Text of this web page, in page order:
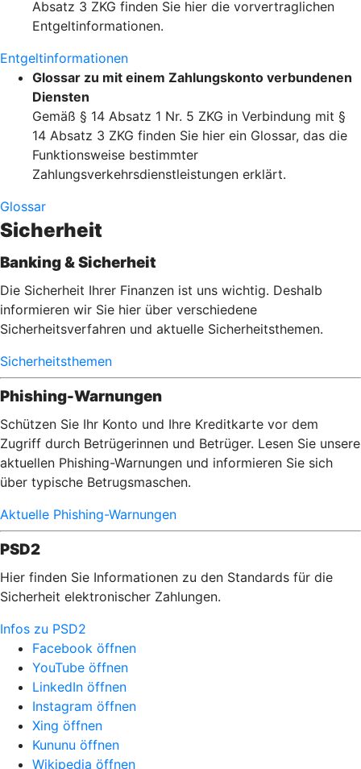
Absatz 3 ZKG finden Sie hier die vorvertraglichen
Entgeltinformationen.
Entgeltinformationen
Glossar zu mit einem Zahlungskonto verbundenen
Diensten
Gemäß § 14 Absatz 1 Nr. 5 ZKG in Verbindung mit §
14 Absatz 3 ZKG finden Sie hier ein Glossar, das die
Funktionsweise bestimmter
Zahlungsverkehrsdienstleistungen erklärt.
Glossar
Sicherheit
Banking & Sicherheit
Die Sicherheit Ihrer Finanzen ist uns wichtig. Deshalb
informieren wir Sie hier über verschiedene
Sicherheitsverfahren und aktuelle Sicherheitsthemen.
Sicherheitsthemen
Phishing-Warnungen
Schützen Sie Ihr Konto und Ihre Kreditkarte vor dem
Zugriff durch Betrügerinnen und Betrüger. Lesen Sie unsere
aktuellen Phishing-Warnungen und informieren Sie sich
über typische Betrugsmaschen.
Aktuelle Phishing-Warnungen
PSD2
Hier finden Sie Informationen zu den Standards für die
Sicherheit elektronischer Zahlungen.
Infos zu PSD2
Facebook öffnen
YouTube öffnen
LinkedIn öffnen
Instagram öffnen
Xing öffnen
Kununu öffnen
Wikipedia öffnen